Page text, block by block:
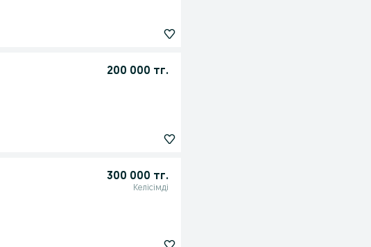
200 000 тг.
300 000 тг.
Келісімді